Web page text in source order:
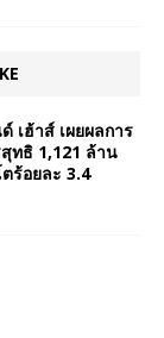
เฮ้าส์ เผยผลการ
ทธิ 1,121 ล้าน
ร้อยละ 3.4